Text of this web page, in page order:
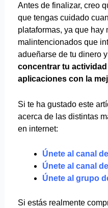
Antes de finalizar, creo
que tengas cuidado
plataformas, ya que hay
malintencionados que
adueñarse de tu dinero
concentrar tu
aplicaciones con la
Si te ha gustado este
acerca de las distintas
en internet:
Únete al canal
Únete al canal
Únete al grupo
Si estás realmente